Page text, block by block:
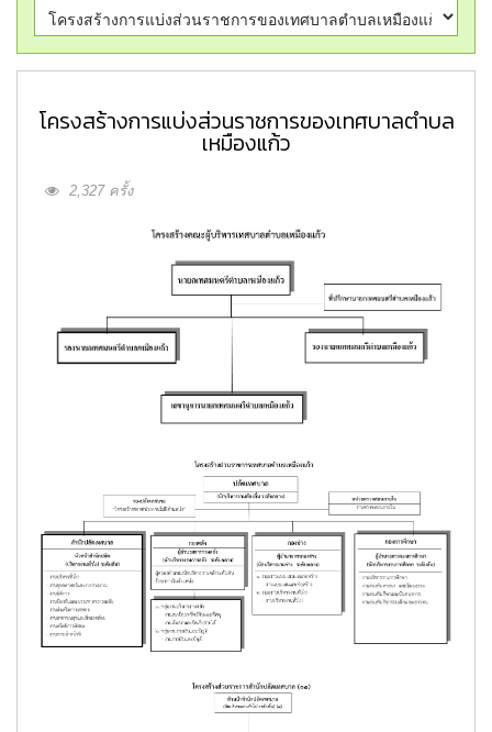
โครงสร้างการแบ่งส่วนราชการของเทศบาลตำบล
เหมืองแก้ว
2,327 ครั้ง